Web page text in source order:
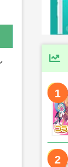
1
2